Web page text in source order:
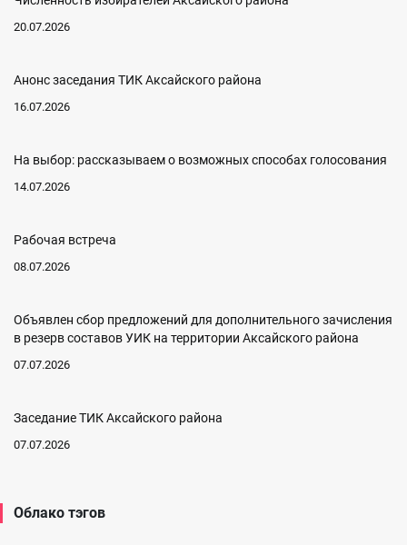
20.07.2026
Анонс заседания ТИК Аксайского района
16.07.2026
На выбор: рассказываем о возможных способах голосования
14.07.2026
Рабочая встреча
08.07.2026
Объявлен сбор предложений для дополнительного зачисления
в резерв составов УИК на территории Аксайского района
07.07.2026
Заседание ТИК Аксайского района
07.07.2026
Облако тэгов